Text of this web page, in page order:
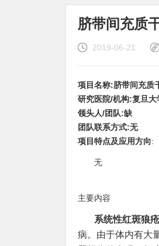
生命的意义及
DNA的前世今
脐带间充质
2019-06-21
项目名称:脐带间充质
研究医院/机构:复旦
领头人/团队:缺
团队联系方式:无
项目特点及应用方向:
无
主要内容
系统性红斑狼
病。由于体内有大